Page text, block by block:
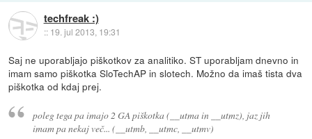
techfreak :)
:: 19. jul 2013, 19:31
Saj ne uporabljajo piškotkov za analitiko. ST uporabljam dnevno in
imam samo piškotka SloTechAP in slotech. Možno da imaš tista dva
piškotka od kdaj prej.
poleg tega pa imajo 2 GA piškotka (__utma in __utmz), jaz jih
imam pa nekaj več... (__utmb, __utmc, __utmv)